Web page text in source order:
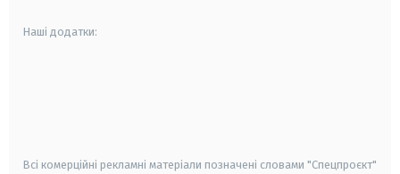
Наші додатки:
Всі комерційні рекламні матеріали позначені словами "Спецпроєкт"